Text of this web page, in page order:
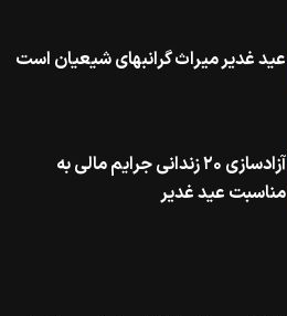
عید غدیر میراث گرانبهای شیعیان است
آزادسازی ۲۰ زندانی جرایم مالی به
مناسبت عید غدیر